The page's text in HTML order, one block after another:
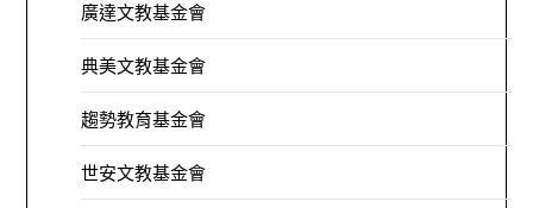
廣達文教基金會
典美文教基金會
趨勢教育基金會
世安文教基金會